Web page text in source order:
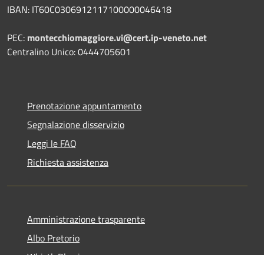
IBAN: IT60C0306912117100000046418
PEC: montecchiomaggiore.vi@cert.ip-veneto.net
Centralino Unico: 0444705601
Prenotazione appuntamento
Segnalazione disservizio
Leggi le FAQ
Richiesta assistenza
Amministrazione trasparente
Albo Pretorio